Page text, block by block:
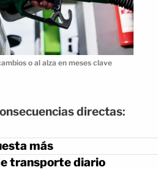
o al alza en meses clave
directas:
más
transporte diario